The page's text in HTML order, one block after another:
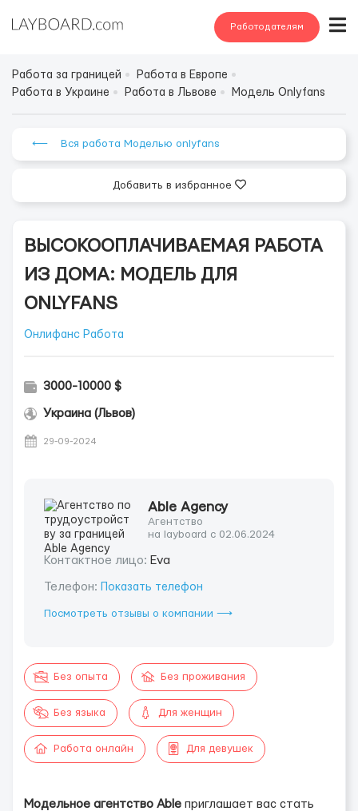
Работодателям
Работа за границей
Работа в Европе
Работа в Украине
Работа в Львове Модель Onlyfans
⟵ Вся работа Моделью onlyfans
Добавить в избранное
ВЫСОКООПЛАЧИВАЕМАЯ РАБОТА
ИЗ ДОМА: МОДЕЛЬ ДЛЯ
ONLYFANS
Онлифанс Работа
3000-10000 $
Украина (Львов)
29-09-2024
Able Agency
Агентство
на layboard с 02.06.2024
Контактное лицо: Eva
Телефон: Показать телефон
Посмотреть отзывы о компании ⟶
Без опыта Без проживания
Без языка Для женщин
Работа онлайн Для девушек
Модельное агентство Able приглашает вас стать